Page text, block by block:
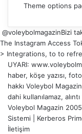
Theme options
@voleybolmagazinBizi
The Instagram Access
> Integrations, to to
UYARI:
haber, köşe yazısı,
hakkı Voleybol
dahi kullanılamaz, alıntı
Voleybol Magazin
Sistemi
Kerberos
İletişim